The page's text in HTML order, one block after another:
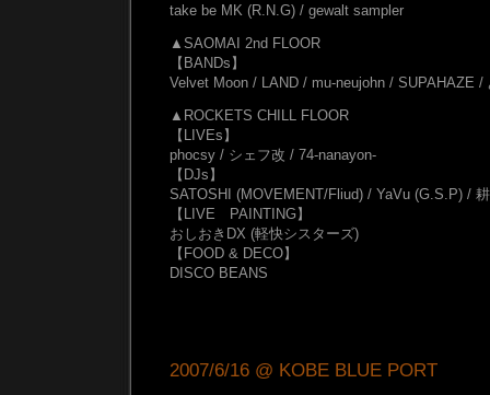
take be MK (R.N.G) / gewalt sampler
▲SAOMAI 2nd FLOOR
【BANDs】
Velvet Moon / LAND / mu-neujohn / SUPAHAZE /
▲ROCKETS CHILL FLOOR
【LIVEs】
phocsy / シェフ改 / 74-nanayon-
【DJs】
SATOSHI (MOVEMENT/Fliud) / YaVu (G.S.P) /
【LIVE PAINTING】
おしおきDX (軽快シスターズ)
【FOOD & DECO】
DISCO BEANS
2007/6/16 @ KOBE BLUE PORT